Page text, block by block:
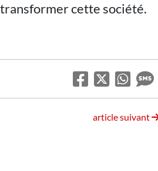
cette société.
article suivant